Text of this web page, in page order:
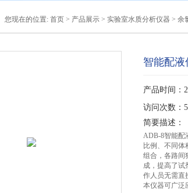
您现在的位置: 首页 > 产品展示 > 实验室水质分析仪器 > 余
智能配液
产品时间：
访问次数：
简要描述：
ADB-8智能配
比例、不同
组合，各路间
成，提高了试
作人员无需直
本仪器可广泛